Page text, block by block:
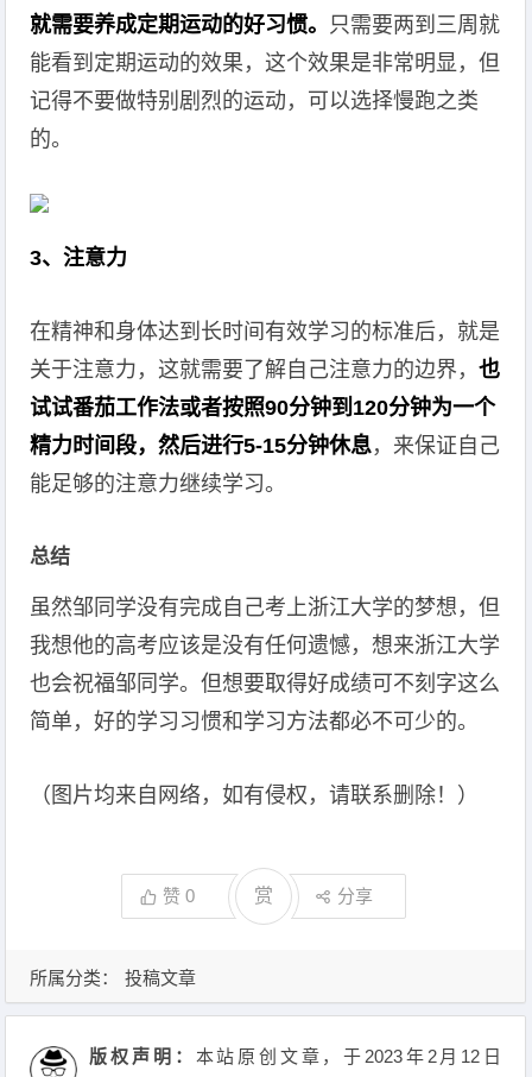
就需要养成定期运动的好习惯。 只需要两到三周就
能看到定期运动的效果，这个效果是非常明显，但
记得不要做特别剧烈的运动，可以选择慢跑之类
的。
3、注意力
在精神和身体达到长时间有效学习的标准后，就是
关于注意力，这就需要了解自己注意力的边界，也
试试番茄工作法或者按照90分钟到120分钟为一个
精力时间段，然后进行5-15分钟休息，来保证自己
能足够的注意力继续学习。
总结‍
虽然邹同学没有完成自己考上浙江大学的梦想，但
我想他的高考应该是没有任何遗憾，想来浙江大学
也会祝福邹同学。但想要取得好成绩可不刻字这么
简单，好的学习习惯和学习方法都必不可少的。
（图片均来自网络，如有侵权，请联系删除！）
赞0 赏 分享
所属分类： 投稿文章
版权声明： 本站原创文章，于2023年2月12日